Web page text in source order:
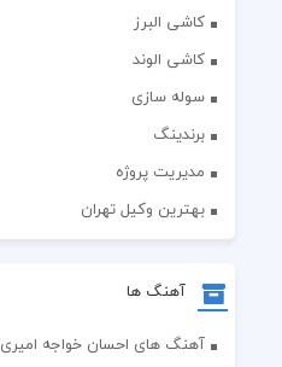
کاشی البرز
کاشی الوند
سوله سازی
برندینگ
مدیریت پروژه
بهترین وکیل تهران
آهنگ ها
آهنگ های احسان خواجه امیری